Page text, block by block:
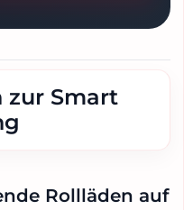
zur Smart
Rollläden auf